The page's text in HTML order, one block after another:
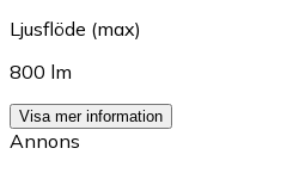
Ljusflöde (max)
800 lm
Visa mer information
Annons